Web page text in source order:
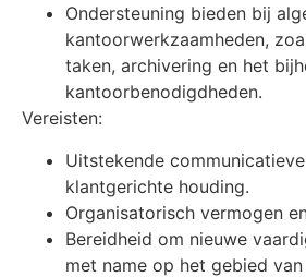
Ondersteuning bieden bij
kantoorwerkzaamheden,
taken, archivering en het
kantoorbenodigdheden.
Vereisten:
Uitstekende
klantgerichte houding.
Organisatorisch vermogen
Bereidheid om nieuwe
met name op het gebied